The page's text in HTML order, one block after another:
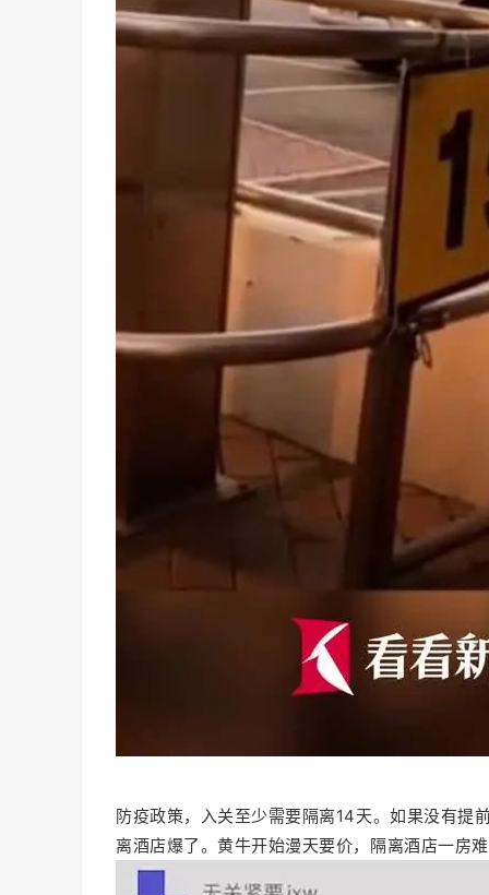
防疫政策，入关至少需要隔离14天。如果没有提
离酒店爆了。黄牛开始漫天要价，隔离酒店一房